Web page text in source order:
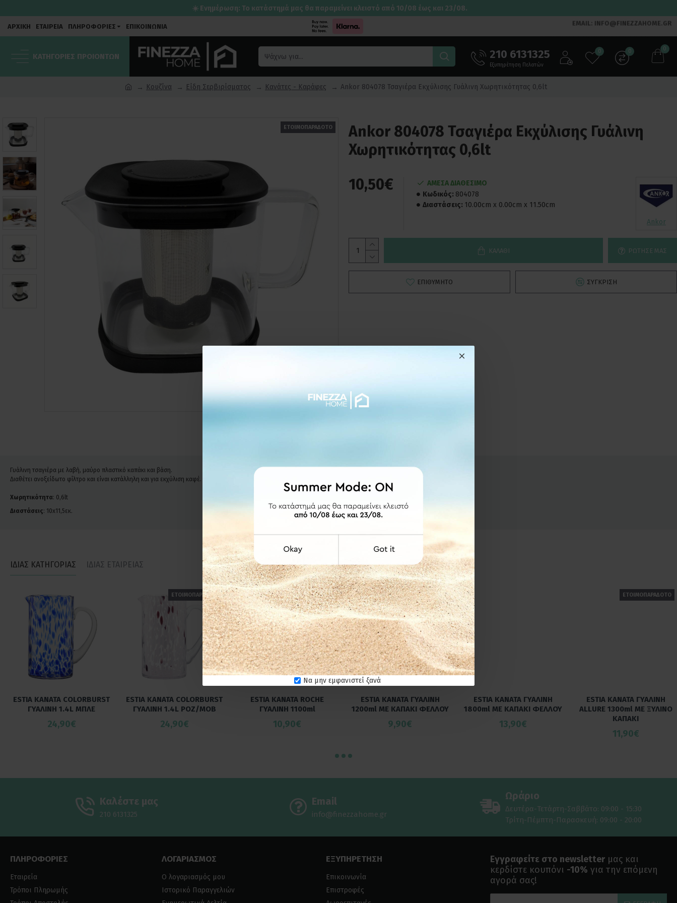
Να μην εμφανιστεί ξανά
☀️ Ενημέρωση: Το κατάστημά μας θα παραμείνει κλειστό από 10/08 έως και 23/08.
ΑΡΧΙΚΗ ΕΤΑΙΡΕΙΑ ΠΛΗΡΟΦΟΡΙΕΣ ΕΠΙΚΟΙΝΩΝΙΑ EMAIL: INFO@FINEZZAHOME.GR
ΚΑΤΗΓΟΡΙΕΣ ΠΡΟΙΟΝΤΩΝ 210 6131325
Εξυπηρέτηση Πελατών
0 0 0
Κουζίνα Είδη Σερβιρίσματος Κανάτες - Καράφες Ankor 804078 Τσαγιέρα Εκχύλισης Γυάλινη Χωρητικότητας 0,6lt
ΕΤΟΙΜΟΠΑΡΑΔΟΤΟ
Ankor 804078 Τσαγιέρα Εκχύλισης Γυάλινη
Χωρητικότητας 0,6lt
10,50€
ΑΜΕΣΑ ΔΙΑΘΕΣΙΜΟ
Κωδικός: 804078
Διαστάσεις: 10.00cm x 0.00cm x 11.50cm
Ankor
ΚΑΛΆΘΙ ΡΏΤΗΣΕ ΜΑΣ
ΕΠΙΘΥΜΗΤΌ ΣΎΓΚΡΙΣΗ
Γυάλινη τσαγιέρα με λαβή, μαύρο πλαστικό καπάκι και βάση.
Διαθέτει ανοξείδωτο φίλτρο και είναι κατάλληλη και για εκχύλιση καφέ.
Χωρητικότητα: 0,6lt
Διαστάσεις: 10x11,5εκ.
ΙΔΙΑΣ ΚΑΤΗΓΟΡΙΑΣ ΙΔΙΑΣ ΕΤΑΙΡΕΙΑΣ
ESTIA ΚΑΝΑΤΑ COLORBURST
ΓΥΑΛΙΝΗ 1.4L ΜΠΛΕ
24,90€
ΕΤΟΙΜΟΠΑΡΑΔΟΤΟ
ESTIA ΚΑΝΑΤΑ COLORBURST
ΓΥΑΛΙΝΗ 1.4L ΡΟΖ/ΜΟΒ
24,90€
ESTIA ΚΑΝΑΤΑ ROCHE
ΓΥΑΛΙΝΗ 1100ml
10,90€
ESTIA ΚΑΝΑΤΑ ΓΥΑΛΙΝΗ
1200ml ΜΕ ΚΑΠΑΚΙ ΦΕΛΛΟΥ
9,90€
ESTIA ΚΑΝΑΤΑ ΓΥΑΛΙΝΗ
1800ml ΜΕ ΚΑΠΑΚΙ ΦΕΛΛΟΥ
13,90€
ΕΤΟΙΜΟΠΑΡΑΔΟΤΟ
ESTIA ΚΑΝΑΤΑ ΓΥΑΛΙΝΗ
ALLURE 1300ml ΜΕ ΞΥΛΙΝΟ
ΚΑΠΑΚΙ
11,90€
Καλέστε μας
210 6131325
Email
info@finezzahome.gr
Ωράριο
Δευτέρα-Τετάρτη-Σαββάτο: 09:00 - 15:30
Τρίτη-Πέμπτη-Παρασκευή: 09:00 - 20:00
ΠΛΗΡΟΦΟΡΙΕΣ
Εταιρεία
Τρόποι Πληρωμής
ΛΟΓΑΡΙΑΣΜΟΣ
Ο λογαριασμός μου
Ιστορικό Παραγγελιών
ΕΞΥΠΗΡΕΤΗΣΗ
Επικοινωνία
Επιστροφές
Εγγραφείτε στο newsletterμας και
κερδίστε κουπόνι -10% για την επόμενη
αγορά σας!